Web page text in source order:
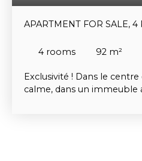
APARTMENT FOR SALE, 4
4 rooms 92 m²
Exclusivité ! Dans le centre
calme, dans un immeuble